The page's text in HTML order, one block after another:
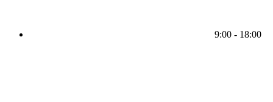
9:00 - 18:00